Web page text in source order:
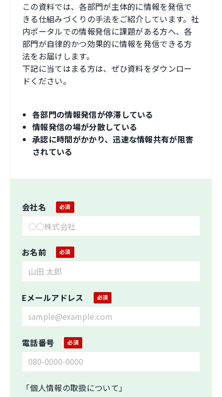
この資料では、各部門が主体的に情報を発信で
きる仕組みづくりの手法をご紹介しています。社
内ポータルでの情報発信に課題がある方へ、各
部門が自律的かつ効果的に情報を発信できる方
法をお届けします。
下記に当てはまる方は、ぜひ資料をダウンロー
ドください。
各部門の情報発信が停滞している
情報発信の場が分散している
承認に時間がかかり、迅速な情報共有が阻害
されている
会社名
お名前
Eメールアドレス
電話番号
「個人情報の取扱について」